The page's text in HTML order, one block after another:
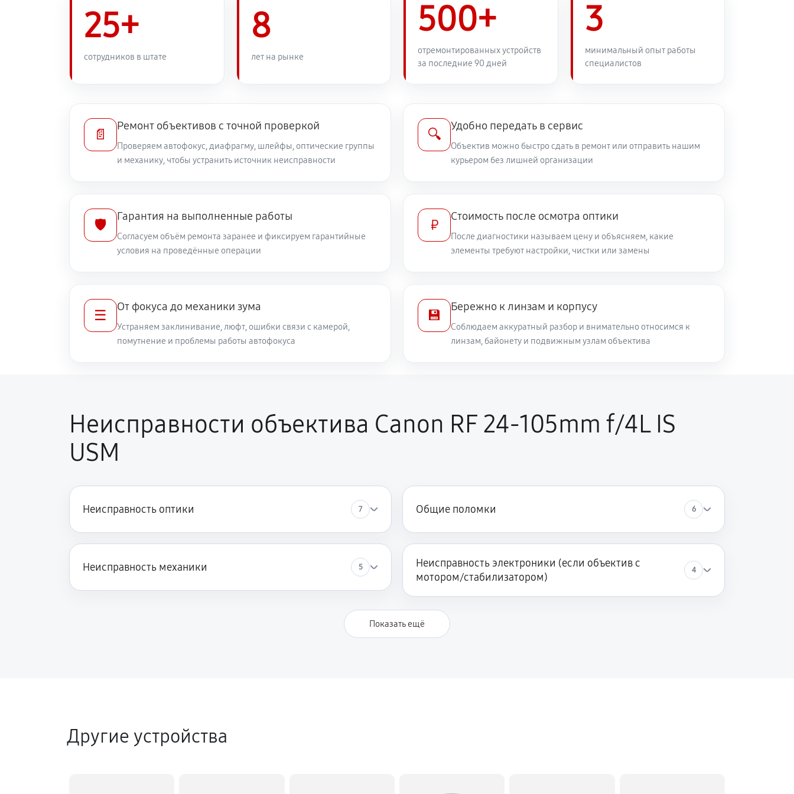
1320 руб 60 минут
Устранение механических повреждений 60 минут
Ремонт электроники объектива Canon RF 24‑105mm f/4L IS USM 1040 руб 60 минут
Ремонт шлейфа оптического стабилизатора 690 руб 60 минут
Ремонт механических узлов 2190 руб 60 минут Заказать
630 руб 60 минут
25+
сотрудников в штате
8
лет на рынке
500+
отремонтированных устройств
за последние 90 дней
3
минимальный опыт работы
специалистов
📄
Ремонт объективов с точной проверкой
Проверяем автофокус, диафрагму, шлейфы, оптические группы
и механику, чтобы устранить источник неисправности
🔍
Удобно передать в сервис
Объектив можно быстро сдать в ремонт или отправить нашим
курьером без лишней организации
🛡️
Гарантия на выполненные работы
Согласуем объём ремонта заранее и фиксируем гарантийные
условия на проведённые операции
₽
Стоимость после осмотра оптики
После диагностики называем цену и объясняем, какие
элементы требуют настройки, чистки или замены
☰
От фокуса до механики зума
Устраняем заклинивание, люфт, ошибки связи с камерой,
помутнение и проблемы работы автофокуса
💾
Бережно к линзам и корпусу
Соблюдаем аккуратный разбор и внимательно относимся к
линзам, байонету и подвижным узлам объектива
Неисправности объектива Canon RF 24‑105mm f/4L IS
USM
Неисправность оптики 7 Общие поломки 6
Неисправность механики 5
Неисправность электроники (если объектив с
мотором/стабилизатором)
4
Показать ещё
Другие устройства